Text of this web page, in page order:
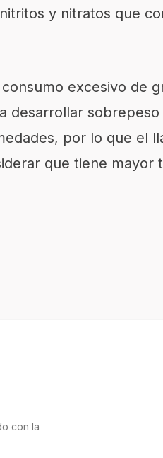
y nitratos que
excesivo de
desarrollar
por lo que el
r que tiene mayor
con la